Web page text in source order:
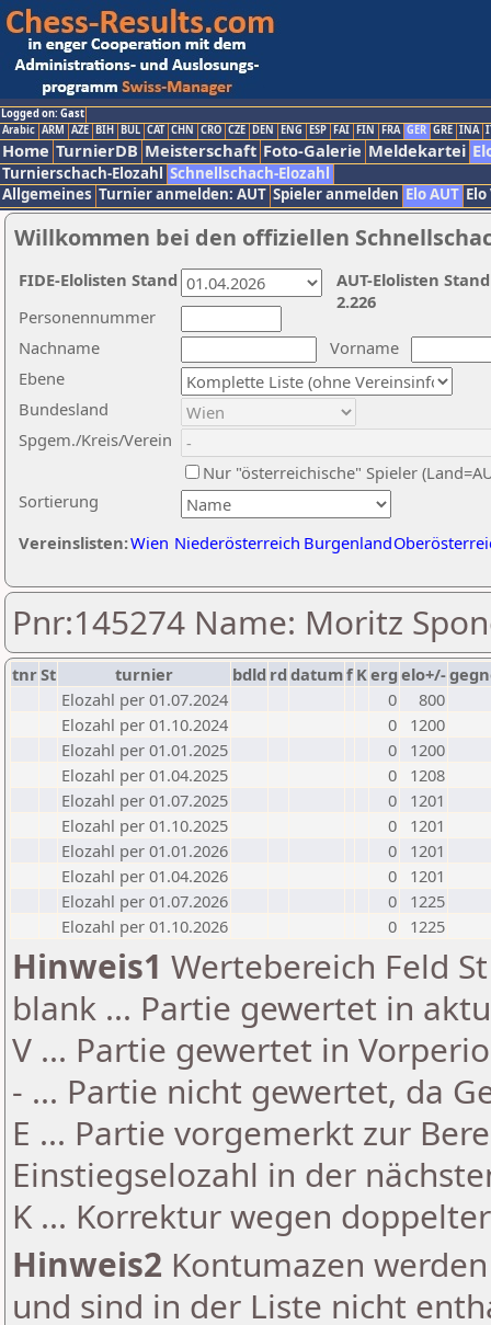
Logged on: Gast
Arabic ARM AZE BIH BUL CAT CHN CRO CZE DEN ENG ESP FAI FIN FRA GER GRE INA
Home TurnierDB Meisterschaft Foto-Galerie Meldekartei
Turnierschach-Elozahl Schnellschach-Elozahl
Allgemeines Turnier anmelden: AUT Spieler anmelden Elo AUT
Willkommen bei den offiziellen
Nachname
Vorname
Ebene
Sortierung
Personennummer
Bundesland
Spgem./Kreis/Verein
Nur "österreichische" Spieler
Vereinslisten:Wien Niederösterreich Burgenland
AUT-Elolisten
2.226
FIDE-Elolisten Stand
Pnr:145274 Name: Moritz
tnrSt turnier bdld rd datumf Kerg elo+/-
Elozahl per 01.07.2024
0
800
Elozahl per 01.10.2024
0
1200
Elozahl per 01.01.2025
0
1200
Elozahl per 01.04.2025
0
1208
Elozahl per 01.07.2025
0
1201
Elozahl per 01.10.2025
0
1201
Elozahl per 01.01.2026
0
1201
Elozahl per 01.04.2026
0
1201
Elozahl per 01.07.2026
0
1225
Elozahl per 01.10.2026
0 1225
Hinweis1 Wertebereich Feld
blank ... Partie gewertet in
V ... Partie gewertet in
- ... Partie nicht gewertet, da
E ... Partie vorgemerkt zur
Einstiegselozahl in der
K ... Korrektur wegen
Hinweis2 Kontumazen
und sind in der Liste nicht